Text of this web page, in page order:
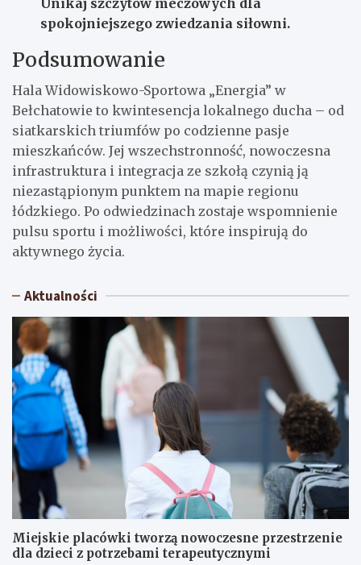
spokojniejszego zwiedzania siłowni.
Podsumowanie
Hala Widowiskowo-Sportowa „Energia” w
Bełchatowie to kwintesencja lokalnego ducha – od
siatkarskich triumfów po codzienne pasje
mieszkańców. Jej wszechstronność, nowoczesna
infrastruktura i integracja ze szkołą czynią ją
niezastąpionym punktem na mapie regionu
łódzkiego. Po odwiedzinach zostaje wspomnienie
pulsu sportu i możliwości, które inspirują do
aktywnego życia.
Aktualności
Miejskie placówki tworzą nowoczesne przestrzenie
dla dzieci z potrzebami terapeutycznymi